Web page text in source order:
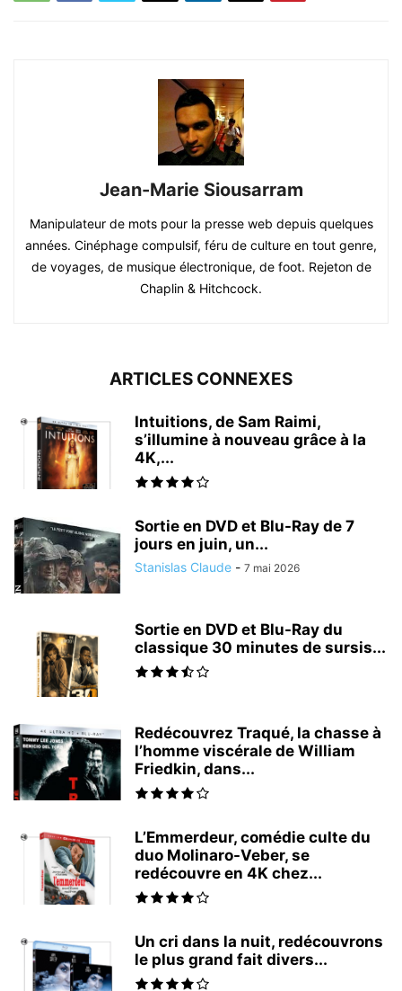
Jean-Marie Siousarram
Manipulateur de mots pour la presse web depuis quelques
années. Cinéphage compulsif, féru de culture en tout genre,
de voyages, de musique électronique, de foot. Rejeton de
Chaplin & Hitchcock.
ARTICLES CONNEXES
Intuitions, de Sam Raimi,
s’illumine à nouveau grâce à la
4K,...
Sortie en DVD et Blu-Ray de 7
jours en juin, un...
Stanislas Claude - 7 mai 2026
Sortie en DVD et Blu-Ray du
classique 30 minutes de sursis...
Redécouvrez Traqué, la chasse à
l’homme viscérale de William
Friedkin, dans...
L’Emmerdeur, comédie culte du
duo Molinaro-Veber, se
redécouvre en 4K chez...
Un cri dans la nuit, redécouvrons
le plus grand fait divers...